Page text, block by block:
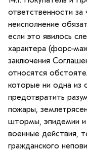
ответственности за
неисполнение
если это явилось
характера (форс-
заключения
относятся
которые ни одна из
предотвратить
пожары,
штормы, эпидемии и
военные действия,
гражданского